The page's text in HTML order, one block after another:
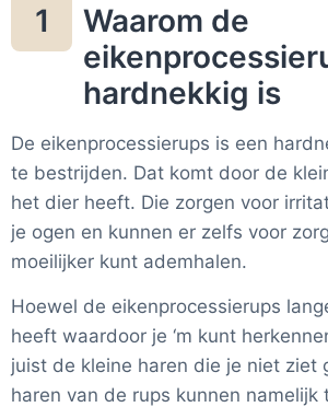
1
Waarom de
hardnekkig is
De eikenprocessierups is een
te bestrijden. Dat komt door de
het dier heeft. Die zorgen voor
je ogen en kunnen er zelfs voor
moeilijker kunt ademhalen.
Hoewel de eikenprocessierups
heeft waardoor je ‘m kunt
juist de kleine haren die je niet ziet
haren van de rups kunnen namelijk